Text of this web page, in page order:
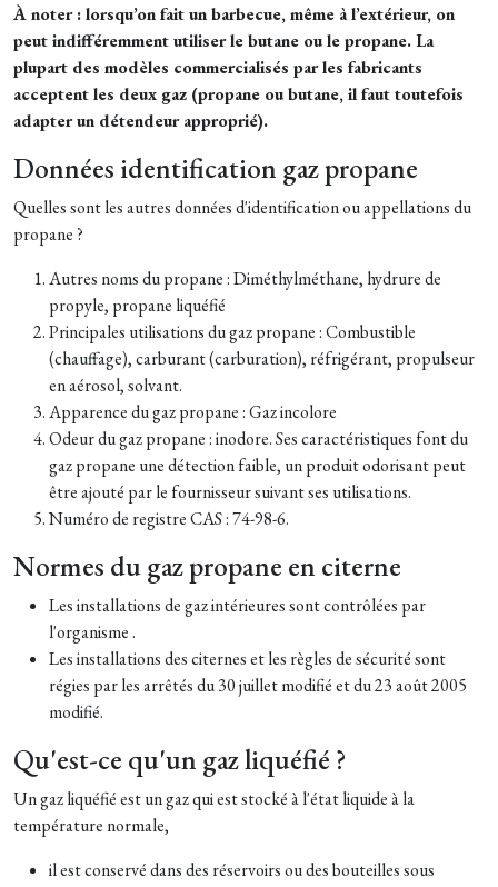
À noter : lorsqu’on fait un barbecue, même à l’extérieur, on
peut indifféremment utiliser le butane ou le propane. La
plupart des modèles commercialisés par les fabricants
acceptent les deux gaz (propane ou butane, il faut toutefois
adapter un détendeur approprié).
Données identification gaz propane
Quelles sont les autres données d'identification ou appellations du
propane ?
Autres noms du propane : Diméthylméthane, hydrure de
propyle, propane liquéfié
Principales utilisations du gaz propane : Combustible
(chauffage), carburant (carburation), réfrigérant, propulseur
en aérosol, solvant.
Apparence du gaz propane : Gaz incolore
Odeur du gaz propane : inodore. Ses caractéristiques font du
gaz propane une détection faible, un produit odorisant peut
être ajouté par le fournisseur suivant ses utilisations.
Numéro de registre CAS : 74-98-6.
Normes du gaz propane en citerne
Les installations de gaz intérieures sont contrôlées par
l'organisme .
Les installations des citernes et les règles de sécurité sont
régies par les arrêtés du 30 juillet modifié et du 23 août 2005
modifié.
Qu'est-ce qu'un gaz liquéfié ?
Un gaz liquéfié est un gaz qui est stocké à l'état liquide à la
température normale,
il est conservé dans des réservoirs ou des bouteilles sous